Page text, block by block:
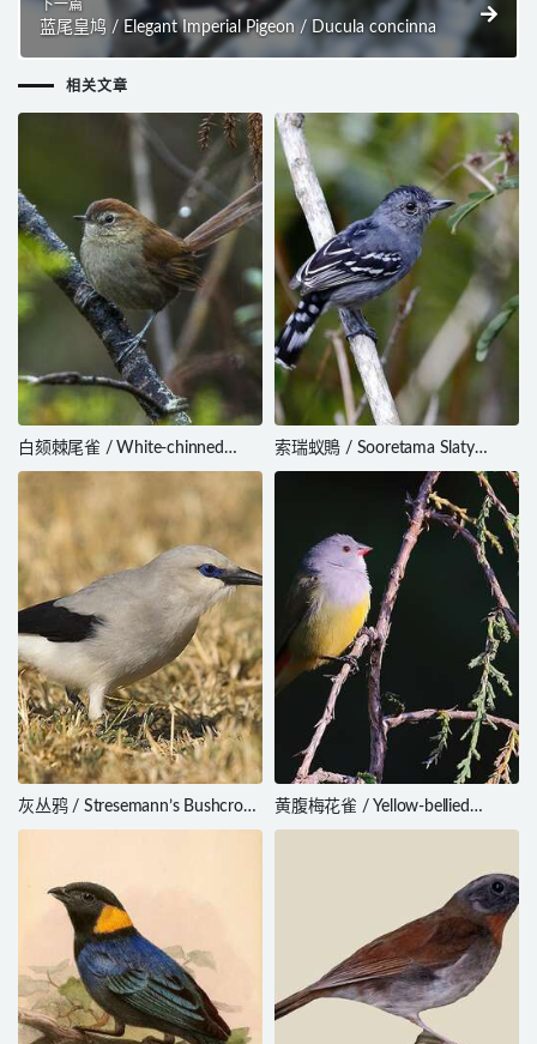
下一篇
蓝尾皇鸠 / Elegant Imperial Pigeon / Ducula concinna
相关文章
白颏棘尾雀 / White-chinned
Thistletail / Asthenes fuliginosa
索瑞蚁鵙 / Sooretama Slaty
Antshrike / Thamnophilus
灰丛鸦 / Stresemann’s Bushcrow
/ Zavattariornis stresemanni
黄腹梅花雀 / Yellow-bellied
Waxbill / Coccopygia quartinia